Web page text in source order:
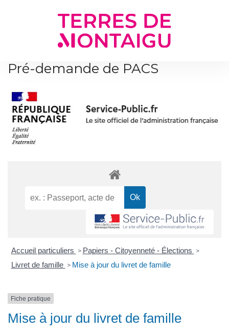
Pré-demande de PACS
Accueil particuliers > Papiers - Citoyenneté - Élections >
Livret de famille > Mise à jour du livret de famille
Fiche pratique
Mise à jour du livret de famille